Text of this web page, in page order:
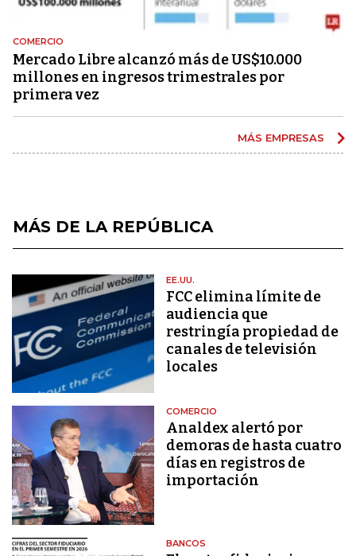
COMERCIO
Mercado Libre alcanzó más de US$10.000
millones en ingresos trimestrales por
primera vez
MÁS EMPRESAS
MÁS DE LA REPÚBLICA
EE.UU.
FCC elimina límite de
audiencia que
restringía propiedad de
canales de televisión
locales
COMERCIO
Analdex alertó por
demoras de hasta cuatro
días en registros de
importación
BANCOS